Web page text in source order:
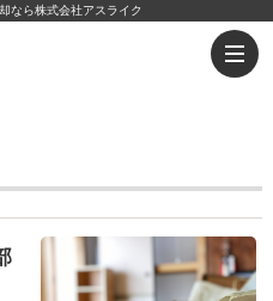
なら株式会社アスライク